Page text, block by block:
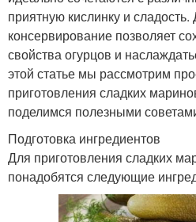
приятную кислинку и
консервирование позволяет
свойства огурцов и
этой статье мы рассмотрим
приготовления сладких
поделимся полезными
Подготовка ингредиентов
Для приготовления сладких
понадобятся следующие